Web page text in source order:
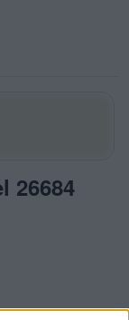
26684